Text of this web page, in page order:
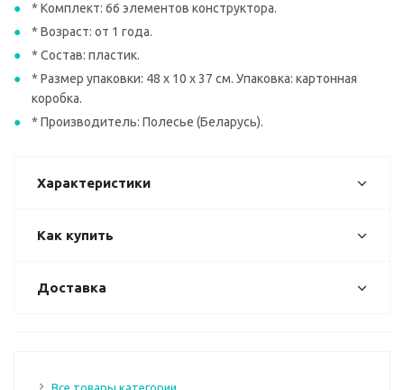
* Комплект: 66 элементов конструктора.
* Возраст: от 1 года.
* Состав: пластик.
* Размер упаковки: 48 x 10 x 37 см. Упаковка: картонная
коробка.
* Производитель: Полесье (Беларусь).
Характеристики
Как купить
Доставка
Все товары категории